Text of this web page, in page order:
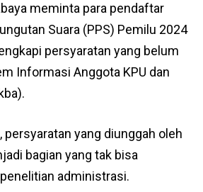
meminta para pendaftar
Suara (PPS) Pemilu 2024
persyaratan yang belum
Informasi Anggota KPU dan
persyaratan yang diunggah oleh
bagian yang tak bisa
administrasi.